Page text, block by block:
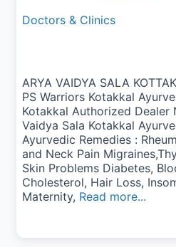
Doctors & Clinics
ARYA VAIDYA SALA
PS Warriors Kotakkal
Kotakkal Authorized Dealer
Vaidya Sala Kotakkal
Ayurvedic Remedies :
and Neck Pain
Skin Problems Diabetes,
Cholesterol, Hair Loss,
Maternity, Read more...